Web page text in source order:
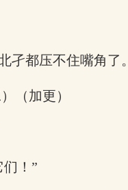
孑都压不住嘴角了。
（加更）
！”